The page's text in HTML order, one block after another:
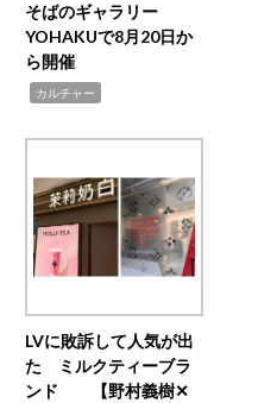
そばのギャラリー
YOHAKUで8月20日か
ら開催
カルチャー
LVに敗訴して人気が出
た ミルクティーブラ
ンド 【野村義樹✕